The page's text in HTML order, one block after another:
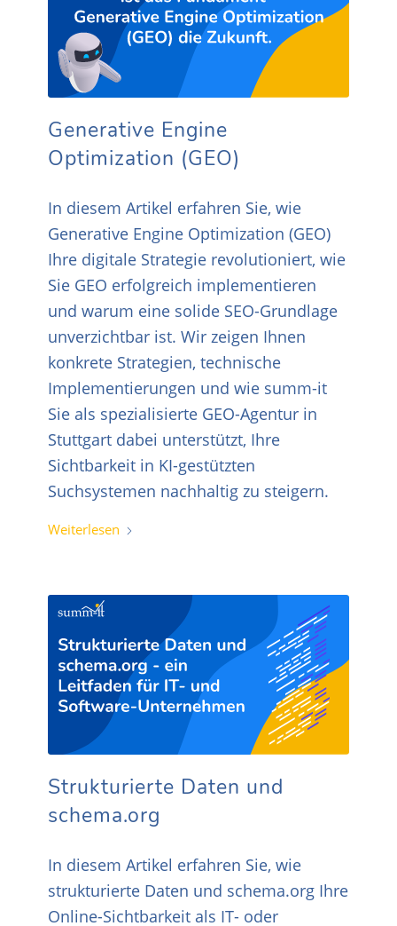
Generative Engine
Optimization (GEO)
In diesem Artikel erfahren Sie, wie
Generative Engine Optimization (GEO)
Ihre digitale Strategie revolutioniert, wie
Sie GEO erfolgreich implementieren
und warum eine solide SEO-Grundlage
unverzichtbar ist. Wir zeigen Ihnen
konkrete Strategien, technische
Implementierungen und wie summ-it
Sie als spezialisierte GEO-Agentur in
Stuttgart dabei unterstützt, Ihre
Sichtbarkeit in KI-gestützten
Suchsystemen nachhaltig zu steigern.
Weiterlesen
Strukturierte Daten und
schema.org
In diesem Artikel erfahren Sie, wie
strukturierte Daten und schema.org Ihre
Online-Sichtbarkeit als IT- oder